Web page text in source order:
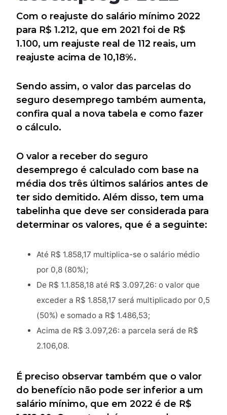
Com o reajuste do salário mínimo 2022
para R$ 1.212, que em 2021 foi de R$
1.100, um reajuste real de 112 reais, um
reajuste acima de 10,18%.
Sendo assim, o valor das parcelas do
seguro desemprego também aumenta,
confira qual a nova tabela e como fazer
o cálculo.
O valor a receber do seguro
desemprego é calculado com base na
média dos três últimos salários antes de
ter sido demitido. Além disso, tem uma
tabelinha que deve ser considerada para
determinar os valores, que é a seguinte:
Até R$ 1.858,17 multiplica-se o salário médio
por 0,8 (80%);
De R$ 1.1.858,18 até R$ 3.097,26: o valor que
exceder a R$ 1.858,17 será multiplicado por 0,5
(50%) e somado a R$ 1.486,53;
Acima de R$ 3.097,26: a parcela será de R$
2.106,08.
É preciso observar também que o valor
do benefício não pode ser inferior a um
salário mínimo, que em 2022 é de R$